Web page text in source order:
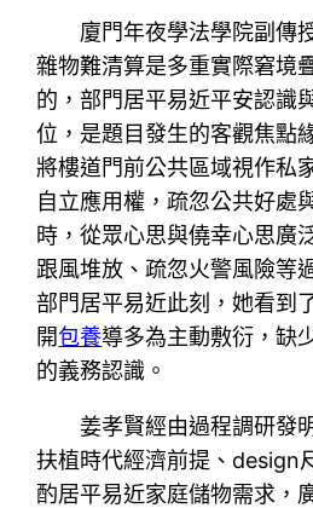
廈門年夜學法學院副傳
雜物難清算是多重實際窘境
的，部門居平易近平安認識
位，是題目發生的客觀焦點
將樓道門前公共區域視作私
自立應用權，疏忽公共好處
時，從眾心思與僥幸心思廣
跟風堆放、疏忽火警風險等
部門居平易近此刻，她看到
開包養導多為主動敷衍，缺
的義務認識。
姜孝賢經由過程調研發
扶植時代經濟前提、design
酌居平易近家庭儲物需求，